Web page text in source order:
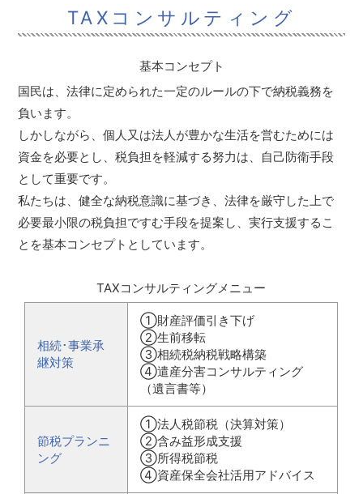
TAXコンサルティング
基本コンセプト
国民は、法律に定められた一定のルールの下で納税義務を
負います。
しかしながら、個人又は法人が豊かな生活を営むためには
資金を必要とし、税負担を軽減する努力は、自己防衛手段
として重要です。
私たちは、健全な納税意識に基づき、法律を厳守した上で
必要最小限の税負担ですむ手段を提案し、実行支援するこ
とを基本コンセプトとしています。
TAXコンサルティングメニュー
相続･事業承
継対策
①財産評価引き下げ
②生前移転
③相続税納税戦略構築
④遣産分害コンサルティング
（遺言書等）
節税プランニ
ング
①法人税節税（決算対策）
②含み益形成支援
③所得税節税
④資産保全会社活用アドバイス